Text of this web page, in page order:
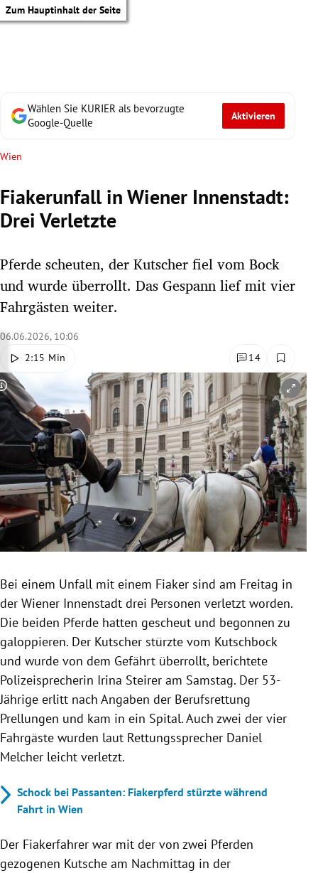
Zum Hauptinhalt der Seite
Untermenü
Untermenü
Untermenü
Untermenü
Untermenü
Untermenü
Untermenü
Untermenü
Untermenü
Wählen Sie KURIER als bevorzugte
Google-Quelle
Aktivieren
Wien
Fiakerunfall in Wiener Innenstadt:
Drei Verletzte
Pferde scheuten, der Kutscher fiel vom Bock
und wurde überrollt. Das Gespann lief mit vier
Fahrgästen weiter.
06.06.2026, 10:06
2:15 Min
14
Copyright-Hinweis öffnen/schließen
Bei einem Unfall mit einem Fiaker sind am Freitag in
der Wiener Innenstadt drei Personen verletzt worden.
Die beiden Pferde hatten gescheut und begonnen zu
galoppieren. Der Kutscher stürzte vom Kutschbock
und wurde von dem Gefährt überrollt, berichtete
Polizeisprecherin Irina Steirer am Samstag. Der 53-
Jährige erlitt nach Angaben der Berufsrettung
Prellungen und kam in ein Spital. Auch zwei der vier
Fahrgäste wurden laut Rettungssprecher Daniel
Melcher leicht verletzt.
Schock bei Passanten: Fiakerpferd stürzte während
Fahrt in Wien
Der Fiakerfahrer war mit der von zwei Pferden
gezogenen Kutsche am Nachmittag in der